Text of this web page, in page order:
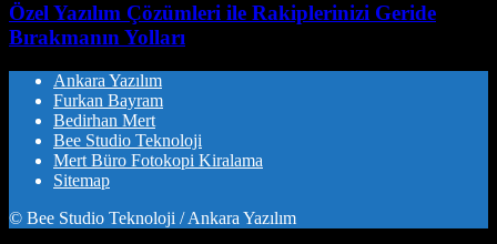
Özel Yazılım Çözümleri ile Rakiplerinizi Geride
Bırakmanın Yolları
Ankara Yazılım
Furkan Bayram
Bedirhan Mert
Bee Studio Teknoloji
Mert Büro Fotokopi Kiralama
Sitemap
© Bee Studio Teknoloji / Ankara Yazılım